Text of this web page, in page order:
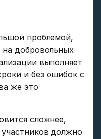
проблемой,
на добровольных
выполняет
и без ошибок с
же это
сложнее,
должно